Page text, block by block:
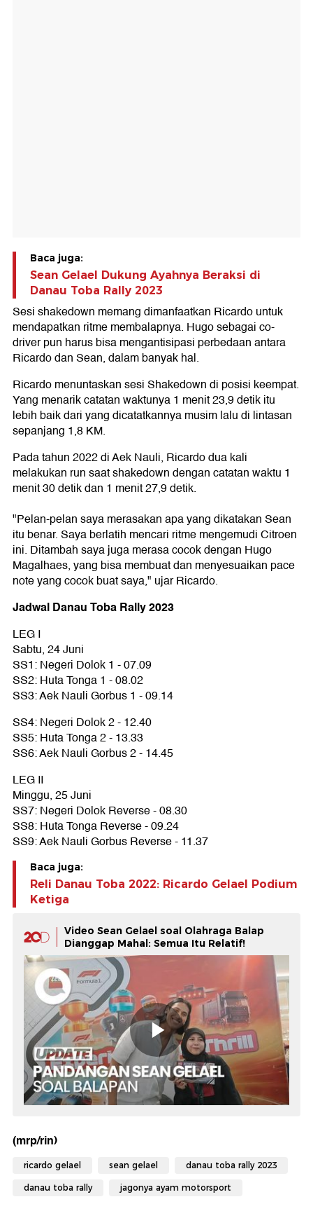
Baca juga:
Sean Gelael Dukung Ayahnya Beraksi di
Danau Toba Rally 2023
Sesi shakedown memang dimanfaatkan Ricardo untuk
mendapatkan ritme membalapnya. Hugo sebagai co-
driver pun harus bisa mengantisipasi perbedaan antara
Ricardo dan Sean, dalam banyak hal.
Ricardo menuntaskan sesi Shakedown di posisi keempat.
Yang menarik catatan waktunya 1 menit 23,9 detik itu
lebih baik dari yang dicatatkannya musim lalu di lintasan
sepanjang 1,8 KM.
Pada tahun 2022 di Aek Nauli, Ricardo dua kali
melakukan run saat shakedown dengan catatan waktu 1
menit 30 detik dan 1 menit 27,9 detik.
"Pelan-pelan saya merasakan apa yang dikatakan Sean
itu benar. Saya berlatih mencari ritme mengemudi Citroen
ini. Ditambah saya juga merasa cocok dengan Hugo
Magalhaes, yang bisa membuat dan menyesuaikan pace
note yang cocok buat saya," ujar Ricardo.
Jadwal Danau Toba Rally 2023
LEG I
Sabtu, 24 Juni
SS1: Negeri Dolok 1 - 07.09
SS2: Huta Tonga 1 - 08.02
SS3: Aek Nauli Gorbus 1 - 09.14
SS4: Negeri Dolok 2 - 12.40
SS5: Huta Tonga 2 - 13.33
SS6: Aek Nauli Gorbus 2 - 14.45
LEG II
Minggu, 25 Juni
SS7: Negeri Dolok Reverse - 08.30
SS8: Huta Tonga Reverse - 09.24
SS9: Aek Nauli Gorbus Reverse - 11.37
Baca juga:
Reli Danau Toba 2022: Ricardo Gelael Podium
Ketiga
Video Sean Gelael soal Olahraga Balap
Dianggap Mahal: Semua Itu Relatif!
(mrp/rin)
ricardo gelael sean gelael danau toba rally 2023
danau toba rally jagonya ayam motorsport